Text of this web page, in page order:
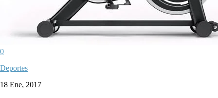
0
Deportes
18 Ene, 2017